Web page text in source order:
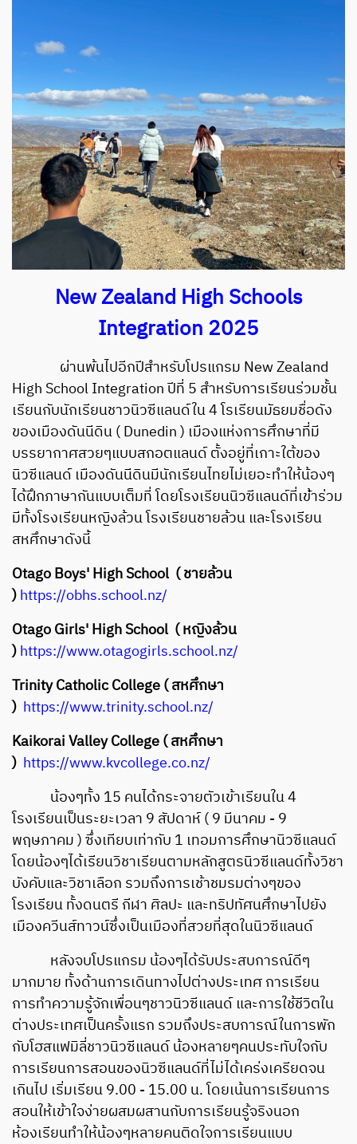
New Zealand High Schools
Integration 2025
ผ่านพ้นไปอีกปีสำหรับโปรแกรม New Zealand
High School Integration ปีที่ 5 สำหรับการเรียนร่วมชั้น
เรียนกับนักเรียนชาวนิวซีแลนด์ใน 4 โรเรียนมัธยมชื่อดัง
ของเมืองดันนีดิน ( Dunedin ) เมืองแห่งการศึกษาที่มี
บรรยากาศสวยๆแบบสกอตแลนด์ ตั้งอยู่ที่เกาะใต้ของ
นิวซีแลนด์ เมืองดันนีดินมีนักเรียนไทยไม่เยอะทำให้น้องๆ
ได้ฝึกภาษากันแบบเต็มที่ โดยโรงเรียนนิวซีแลนด์ที่เข้่าร่วม
มีทั้งโรงเรียนหญิงล้วน โรงเรียนชายล้วน และโรงเรียน
สหศึกษาดังนี้
Otago Boys' High School ( ชายล้วน
)https://obhs.school.nz/
Otago Girls' High School ( หญิงล้วน
)https://www.otagogirls.school.nz/
Trinity Catholic College ( สหศึกษา
) https://www.trinity.school.nz/
Kaikorai Valley College ( สหศึกษา
) https://www.kvcollege.co.nz/
น้องๆทั้ง 15 คนได้กระจายตัวเข้าเรียนใน 4
โรงเรียนเป็นระยะเวลา 9 สัปดาห์ ( 9 มีนาคม - 9
พฤษภาคม ) ซึ่งเทียบเท่ากับ 1 เทอมการศึกษานิวซีแลนด์
โดยน้องๆได้เรียนวิชาเรียนตามหลักสูตรนิวซีแลนด์ทั้งวิชา
บังคับและวิชาเลือก รวมถึงการเช้าชมรมต่างๆของ
โรงเรียน ทั้งดนตรี กีฬา ศิลปะ และทริปทัศนศึกษาไปยัง
เมืองควีนส์ทาวน์ซึ่งเป็นเมืองที่สวยที่สุดในนิวซีแลนด์
หลังจบโปรแกรม น้องๆได้รับประสบการณ์ดีๆ
มากมาย ทั้งด้านการเดินทางไปต่างประเทศ การเรียน
การทำความรู้จักเพื่อนๆชาวนิวซีแลนด์ และการใช้ชีวิตใน
ต่างประเทศเป็นครั้งแรก รวมถึงประสบการณ์ในการพัก
กับโฮสแฟมิลี่ชาวนิวซีแลนด์ น้องหลายๆคนประทับใจกับ
การเรียนการสอนของนิวซีแลนด์ที่ไม่ได้เคร่งเครียดจน
เกินไป เริ่มเรียน 9.00 - 15.00 น. โดยเน้นการเรียนการ
สอนให้เข้าใจง่ายผสมผสานกับการเรียนรู้จริงนอก
ห้องเรียนทำให้น้องๆหลายคนติดใจการเรียนแบบ